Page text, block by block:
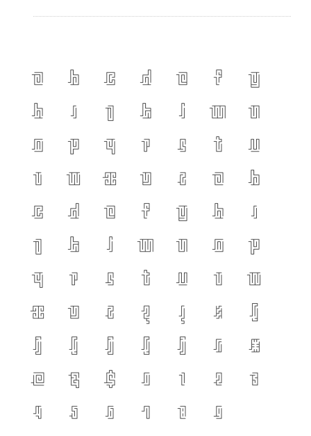
A B C D E F G
H I J K L M N
O P Q R S T U
V W X Y Z a b
c d e f g h i
j k l m n o p
q r s t u v w
x y z ? ! % (
) [ ] { } / #
@ & $ 0 1 2 3
4 5 6 7 8 9